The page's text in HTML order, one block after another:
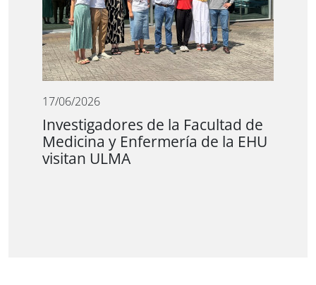
17/06/2026
Investigadores de la Facultad de
Medicina y Enfermería de la EHU
visitan ULMA